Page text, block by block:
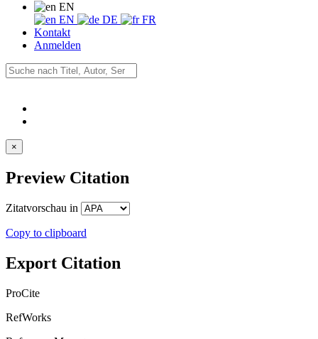
EN
EN
DE
FR
Kontakt
Anmelden
×
Preview Citation
Zitatvorschau in
Copy to clipboard
Export Citation
ProCite
RefWorks